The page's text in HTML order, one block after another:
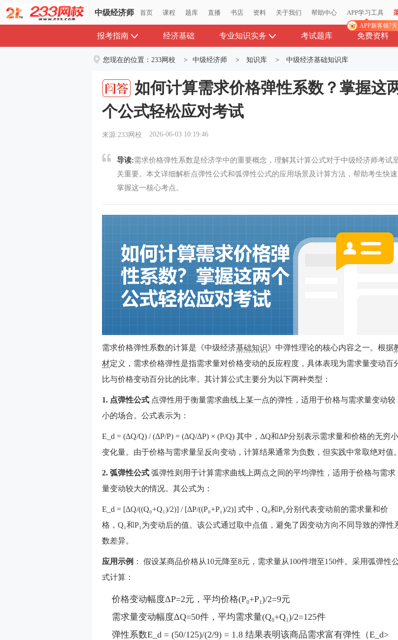
中级经济师 首页 课程 题库 直播 书店 资料 关于我们 帮助中心 APP学习工具
APP新客领7
报考指南 经济基础 专业知识实务 考试题库 免费资料
您现在的位置： 233网校 > 中级经济师 > 知识库 > 中级经济基础知识库
如何计算需求价格弹性系数？掌握这
个公式轻松应对考试
来源:233网校 2026-06-03 10:19:46
导读:需求价格弹性系数是经济学中的重要概念，理解其计算公式对于中级经济师考试
关重要。本文详细解析点弹性公式和弧弹性公式的应用场景及计算方法，帮助考生快速
掌握这一核心考点。
需求价格弹性系数的计算是《中级经济基础知识》中弹性理论的核心内容之一。根据
材定义，需求价格弹性是指需求量对价格变动的反应程度，具体表现为需求量变动百
比与价格变动百分比的比率。其计算公式主要分为以下两种类型：
1. 点弹性公式 点弹性用于衡量需求曲线上某一点的弹性，适用于价格与需求量变动较
小的场合。公式表示为：
E_d = (ΔQ/Q) / (ΔP/P) = (ΔQ/ΔP) × (P/Q) 其中，ΔQ和ΔP分别表示需求量和价格的无穷小
变化量。由于价格与需求量呈反向变动，计算结果通常为负数，但实践中常取绝对值。
2. 弧弹性公式 弧弹性则用于计算需求曲线上两点之间的平均弹性，适用于价格与需求
量变动较大的情况。其公式为：
E_d = [ΔQ/((Q₀+Q₁)/2)] / [ΔP/((P₀+P₁)/2)] 式中，Q₀和P₀分别代表变动前的需求量和价
格，Q₁和P₁为变动后的值。该公式通过取中点值，避免了因变动方向不同导致的弹性
数差异。
应用示例 ： 假设某商品价格从10元降至8元，需求量从100件增至150件。采用弧弹性
式计算：
价格变动幅度ΔP=2元，平均价格(P₀+P₁)/2=9元
需求量变动幅度ΔQ=50件，平均需求量(Q₀+Q₁)/2=125件
弹性系数E_d = (50/125)/(2/9) = 1.8 结果表明该商品需求富有弹性（E_d>